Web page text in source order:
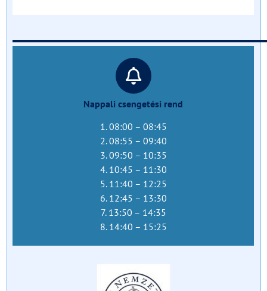
Nappali csengetési rend
1. 08:00 – 08:45
2. 08:55 – 09:40
3. 09:50 – 10:35
4. 10:45 – 11:30
5. 11:40 – 12:25
6. 12:45 – 13:30
7. 13:50 – 14:35
8. 14:40 – 15:25